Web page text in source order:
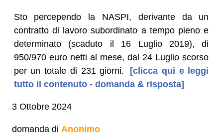
Sto percependo la NASPI, derivante da un
contratto di lavoro subordinato a tempo pieno e
determinato (scaduto il 16 Luglio 2019), di
950/970 euro netti al mese, dal 24 Luglio scorso
per un totale di 231 giorni.
[clicca qui e leggi
tutto il contenuto - domanda & risposta]
3 Ottobre 2024
domanda di Anonimo